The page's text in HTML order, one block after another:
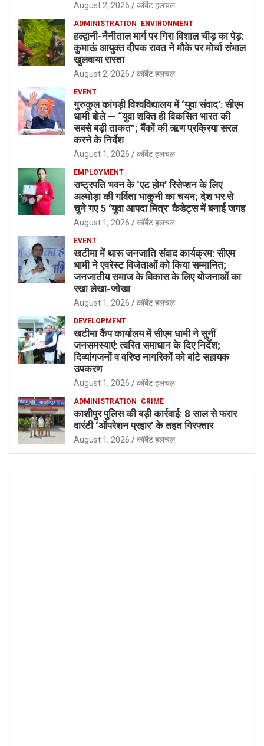
August 2, 2026 कॉर्बेट हलचल
ADMINISTRATION ENVIRONMENT
हल्द्वानी-नैनीताल मार्ग पर गिरा विशाल चीड़ का पेड़:
कुमाऊं आयुक्त दीपक रावत ने मौके पर मोर्चा संभाल
खुलवाया रास्ता
August 2, 2026 कॉर्बेट हलचल
EVENT
गुरुकुल कांगड़ी विश्वविद्यालय में ‘युवा संवाद’: सीएम
धामी बोले — “युवा शक्ति ही विकसित भारत की
सबसे बड़ी ताकत”; बैंकों की ऋण प्रक्रिया सरल
करने के निर्देश
August 1, 2026 कॉर्बेट हलचल
EMPLOYMENT
राष्ट्रपति भवन के ‘एट होम’ रिसेप्शन के लिए
अल्मोड़ा की गर्विता भाकुनी का चयन; देश भर से
चुने गए 5 ‘युवा आपदा मित्र’ कैडेट्स में बनाई जगह
August 1, 2026 कॉर्बेट हलचल
EVENT
खटीमा में थारू जनजाति संवाद कार्यक्रम: सीएम
धामी ने एवरेस्ट विजेताओं को किया सम्मानित;
जनजातीय समाज के विकास के लिए योजनाओं का
रखा लेखा-जोखा
August 1, 2026 कॉर्बेट हलचल
DEVELOPMENT
खटीमा कैंप कार्यालय में सीएम धामी ने सुनीं
जनसमस्याएं: त्वरित समाधान के दिए निर्देश;
दिव्यांगजनों व वरिष्ठ नागरिकों को बांटे सहायक
उपकरण
August 1, 2026 कॉर्बेट हलचल
ADMINISTRATION CRIME
काशीपुर पुलिस की बड़ी कार्रवाई: 8 साल से फरार
वारंटी ‘ऑपरेशन प्रहार’ के तहत गिरफ्तार
August 1, 2026 कॉर्बेट हलचल